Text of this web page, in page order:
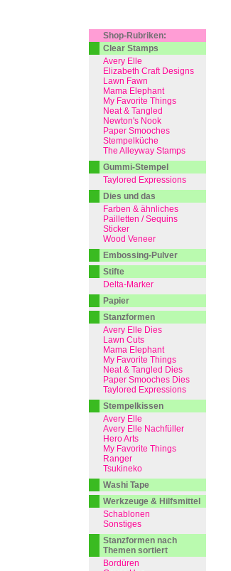
Shop-Rubriken:
Clear Stamps
Avery Elle
Elizabeth Craft Designs
Lawn Fawn
Mama Elephant
My Favorite Things
Neat & Tangled
Newton's Nook
Paper Smooches
Stempelküche
The Alleyway Stamps
Gummi-Stempel
Taylored Expressions
Dies und das
Farben & ähnliches
Pailletten / Sequins
Sticker
Wood Veneer
Embossing-Pulver
Stifte
Delta-Marker
Papier
Stanzformen
Avery Elle Dies
Lawn Cuts
Mama Elephant
My Favorite Things
Neat & Tangled Dies
Paper Smooches Dies
Taylored Expressions
Stempelkissen
Avery Elle
Avery Elle Nachfüller
Hero Arts
My Favorite Things
Ranger
Tsukineko
Washi Tape
Werkzeuge & Hilfsmittel
Schablonen
Sonstiges
Stanzformen nach
Themen sortiert
Bordüren